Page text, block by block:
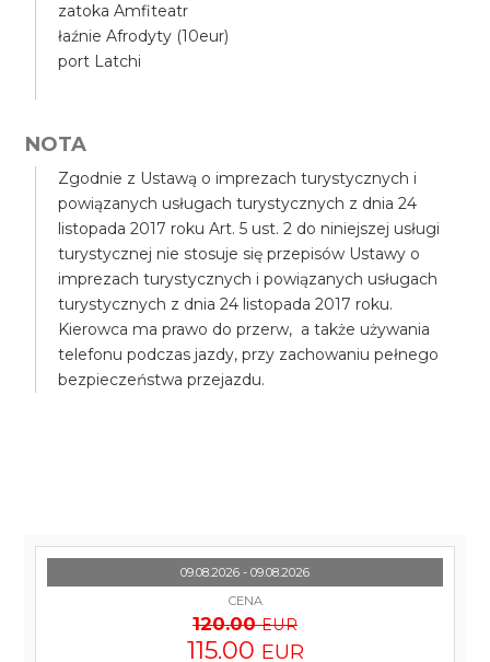
zatoka Amfiteatr
łaźnie Afrodyty (10eur)
port Latchi
NOTA
Zgodnie z Ustawą o imprezach turystycznych i
powiązanych usługach turystycznych z dnia 24
listopada 2017 roku Art. 5 ust. 2 do niniejszej usługi
turystycznej nie stosuje się przepisów Ustawy o
imprezach turystycznych i powiązanych usługach
turystycznych z dnia 24 listopada 2017 roku.
Kierowca ma prawo do przerw, a także używania
telefonu podczas jazdy, przy zachowaniu pełnego
bezpieczeństwa przejazdu.
09.08.2026 - 09.08.2026
CENA
120.00 EUR
115.00 EUR